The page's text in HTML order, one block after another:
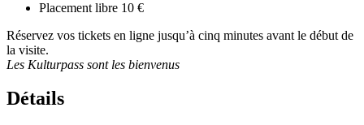
Placement libre 10 €
Réservez vos tickets en ligne jusqu’à cinq minutes avant le début de
la visite.
Les Kulturpass sont les bienvenus
Détails